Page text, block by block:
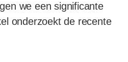
we een significante
onderzoekt de recente